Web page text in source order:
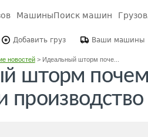
МашиныПоиск машин
Добавить груз Ваши машины
новостей> Идеальный шторм поче...
шторм